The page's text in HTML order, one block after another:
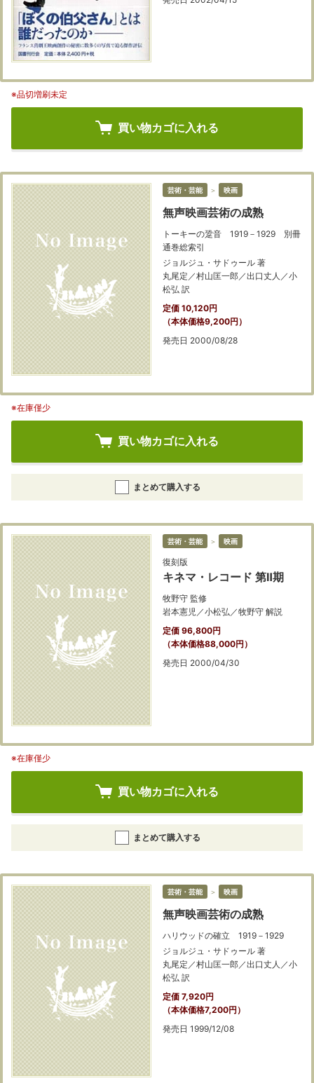
※品切増刷未定
買い物カゴに入れる
芸術・芸能 ＞ 映画
無声映画芸術の成熟
トーキーの跫音 1919－1929 別冊
通巻総索引
ジョルジュ・サドゥール 著
丸尾定／村山匡一郎／出口丈人／小
松弘 訳
定価 10,120円
（本体価格9,200円）
発売日 2000/08/28
※在庫僅少
買い物カゴに入れる
まとめて購入する
芸術・芸能 ＞ 映画
復刻版
キネマ・レコード 第Ⅱ期
牧野守 監修
岩本憲児／小松弘／牧野守 解説
定価 96,800円
（本体価格88,000円）
発売日 2000/04/30
※在庫僅少
買い物カゴに入れる
まとめて購入する
芸術・芸能 ＞ 映画
無声映画芸術の成熟
ハリウッドの確立 1919－1929
ジョルジュ・サドゥール 著
丸尾定／村山匡一郎／出口丈人／小
松弘 訳
定価 7,920円
（本体価格7,200円）
発売日 1999/12/08